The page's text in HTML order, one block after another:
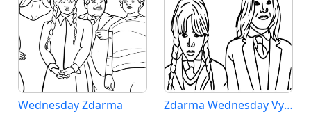
Wednesday Zdarma Zdarma Wednesday Vymalovatelné